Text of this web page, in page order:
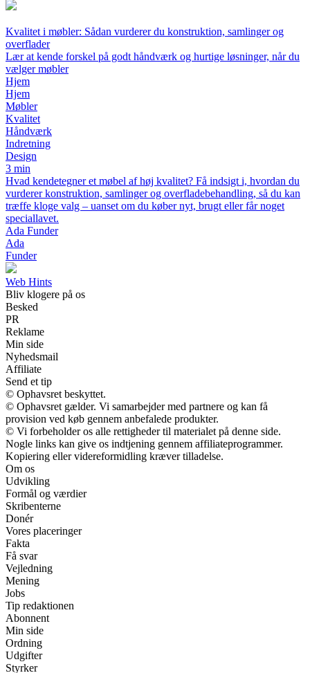
Kvalitet i møbler: Sådan vurderer du konstruktion, samlinger og
overflader
Lær at kende forskel på godt håndværk og hurtige løsninger, når du
vælger møbler
Hjem
Hjem
Møbler
Kvalitet
Håndværk
Indretning
Design
3 min
Hvad kendetegner et møbel af høj kvalitet? Få indsigt i, hvordan du
vurderer konstruktion, samlinger og overfladebehandling, så du kan
træffe kloge valg – uanset om du køber nyt, brugt eller får noget
speciallavet.
Ada Funder
Ada
Funder
Web Hints
Bliv klogere på os
Besked
PR
Reklame
Min side
Nyhedsmail
Affiliate
Send et tip
© Ophavsret beskyttet.
© Ophavsret gælder. Vi samarbejder med partnere og kan få
provision ved køb gennem anbefalede produkter.
© Vi forbeholder os alle rettigheder til materialet på denne side.
Nogle links kan give os indtjening gennem affiliateprogrammer.
Kopiering eller videreformidling kræver tilladelse.
Om os
Udvikling
Formål og værdier
Skribenterne
Donér
Vores placeringer
Fakta
Få svar
Vejledning
Mening
Jobs
Tip redaktionen
Abonnent
Min side
Ordning
Udgifter
Styrker